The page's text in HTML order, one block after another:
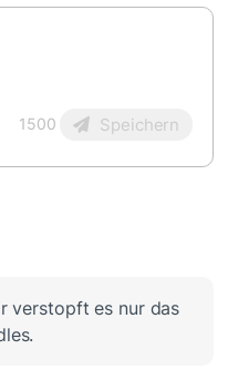
1500 Speichern
verstopft es nur das